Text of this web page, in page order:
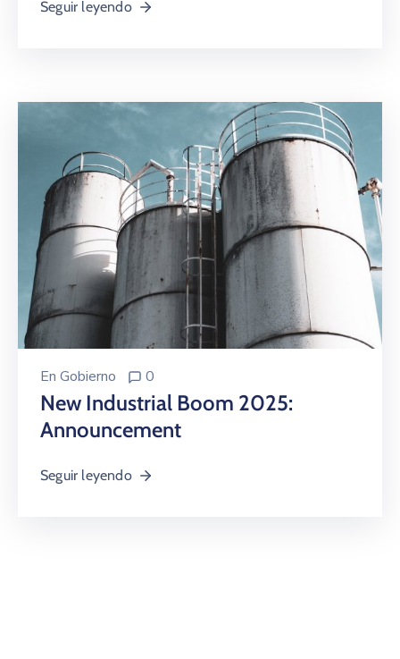
Seguir leyendo
En Gobierno 0
New Industrial Boom 2025:
Announcement
Seguir leyendo